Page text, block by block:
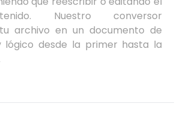
Nuestro conversor
archivo en un documento de
lógico desde la primer hasta la